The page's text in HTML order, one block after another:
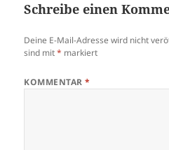
Schreibe einen
Deine E-Mail-Adresse wird nicht
sind mit* markiert
KOMMENTAR*